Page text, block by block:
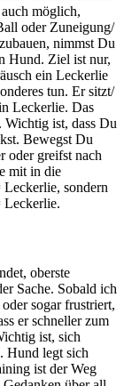
möglich,
oder Zuneigung/
nimmst Du
Hund. Ziel ist nur,
ein Leckerlie
tun. Er sitzt/
Leckerlie. Das
ist, dass Du
Bewegst Du
oder greifst nach
mit in die
sondern
Leckerlie.
oberste
Sache. Sobald ich
sogar frustriert,
er schneller zum
ist, sich
Hund legt sich
ist der Weg